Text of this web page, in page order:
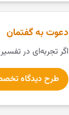
دعوت به گفتمان
اگر تجربه‌ای در
طرح دیدگاه